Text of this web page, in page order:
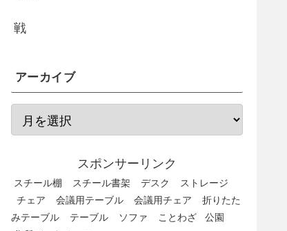
戦
アーカイブ
スポンサーリンク
スチール棚 スチール書架 デスク
ストレージ
チェア
会議用テーブル 会議用チェア
折りたた
みテーブル
テーブル ソファ ことわざ
公園